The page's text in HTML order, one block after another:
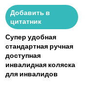
Добавить в
цитатник
Супер удобная
стандартная ручная
доступная
инвалидная коляска
для инвалидов